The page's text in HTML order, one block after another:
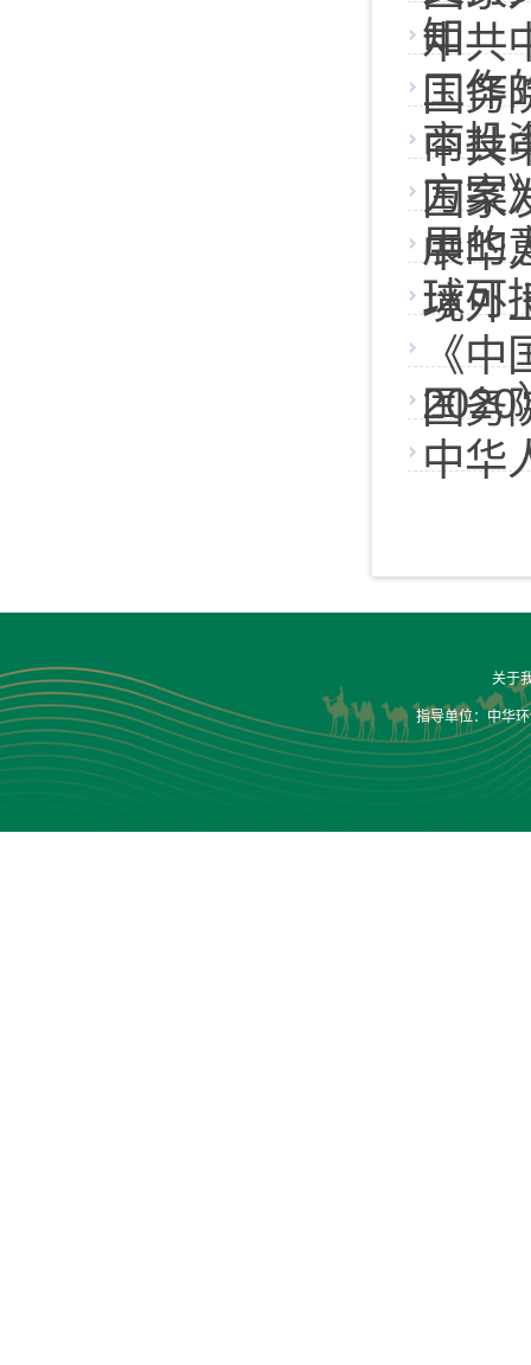
知
中共
工作
国务
商投
中共
方案
国家
展的
中华
球可
境外
《中
2020
国务
中华
关于
指导单位：中华